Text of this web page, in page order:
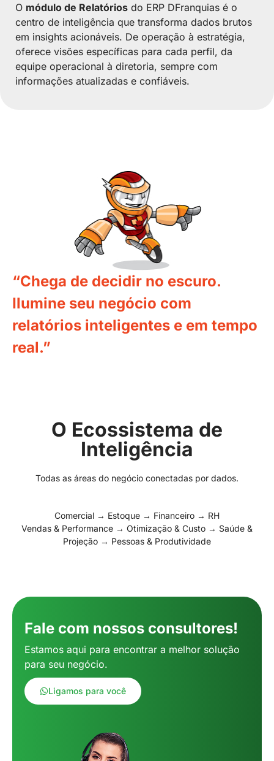
O módulo de Relatórios do ERP DFranquias é o
centro de inteligência que transforma dados brutos
em insights acionáveis. De operação à estratégia,
oferece visões específicas para cada perfil, da
equipe operacional à diretoria, sempre com
informações atualizadas e confiáveis.
“Chega de decidir no escuro.
Ilumine seu negócio com
relatórios inteligentes e em tempo
real.”
O Ecossistema de
Inteligência
Todas as áreas do negócio conectadas por dados.
Comercial → Estoque → Financeiro → RH
Vendas & Performance → Otimização & Custo → Saúde &
Projeção → Pessoas & Produtividade
Fale com nossos consultores!
Estamos aqui para encontrar a melhor solução
para seu negócio.
Ligamos para você